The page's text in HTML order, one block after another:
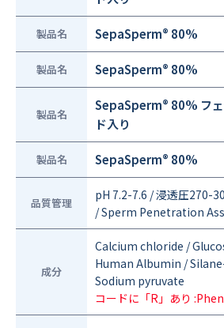
製品名 SepaSperm® 80%
製品名 SepaSperm® 80%
製品名
SepaSperm® 80% フ
ド入り
製品名 SepaSperm® 80%
品質管理
pH 7.2-7.6 / 浸透圧270-
/ Sperm Penetration
成分
Calcium chloride /
Human Albumin /
Sodium pyruvate
コードに「R」あり